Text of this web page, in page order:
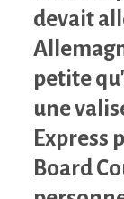
devait
petite
une
Express
Board